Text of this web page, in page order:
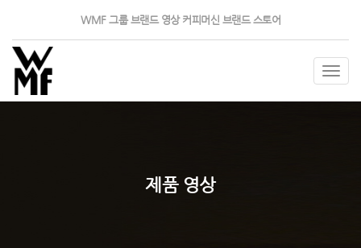
WMF 그룹 브랜드 영상 커피머신 브랜드 스토어
제품 영상